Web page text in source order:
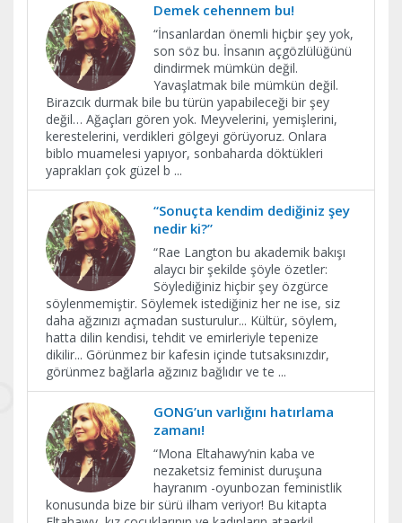
Demek cehennem bu!
“İnsanlardan önemli hiçbir şey yok,
son söz bu. İnsanın açgözlülüğünü
dindirmek mümkün değil.
Yavaşlatmak bile mümkün değil.
Birazcık durmak bile bu türün yapabileceği bir şey
değil… Ağaçları gören yok. Meyvelerini, yemişlerini,
kerestelerini, verdikleri gölgeyi görüyoruz. Onlara
biblo muamelesi yapıyor, sonbaharda döktükleri
yaprakları çok güzel b ...
“Sonuçta kendim dediğiniz şey
nedir ki?”
“Rae Langton bu akademik bakışı
alaycı bir şekilde şöyle özetler:
Söylediğiniz hiçbir şey özgürce
söylenmemiştir. Söylemek istediğiniz her ne ise, siz
daha ağzınızı açmadan susturulur... Kültür, söylem,
hatta dilin kendisi, tehdit ve emirleriyle tepenize
dikilir... Görünmez bir kafesin içinde tutsaksınızdır,
görünmez bağlarla ağzınız bağlıdır ve te ...
GONG’un varlığını hatırlama
zamanı!
“Mona Eltahawy’nin kaba ve
nezaketsiz feminist duruşuna
hayranım -oyunbozan feministlik
konusunda bize bir sürü ilham veriyor! Bu kitapta